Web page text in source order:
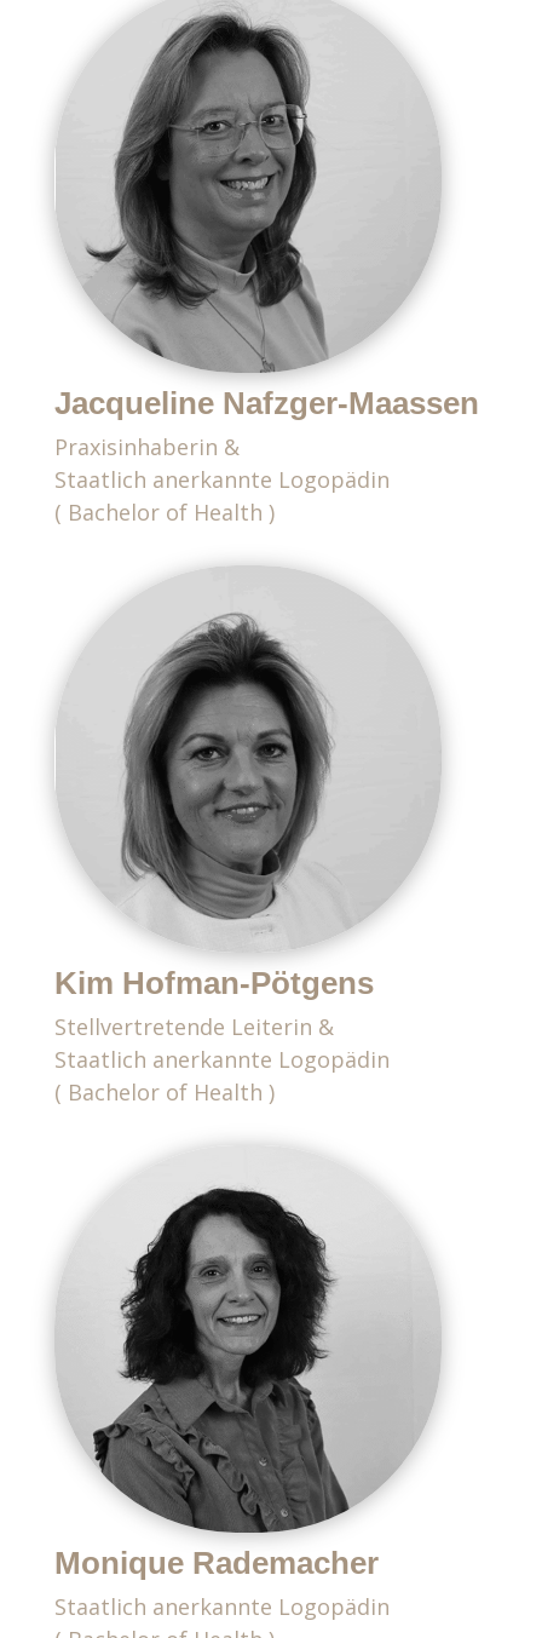
Jacqueline Nafzger-Maassen
Praxisinhaberin &
Staatlich anerkannte Logopädin
( Bachelor of Health )
Kim Hofman-Pötgens
Stellvertretende Leiterin &
Staatlich anerkannte Logopädin
( Bachelor of Health )
Monique Rademacher
Staatlich anerkannte Logopädin